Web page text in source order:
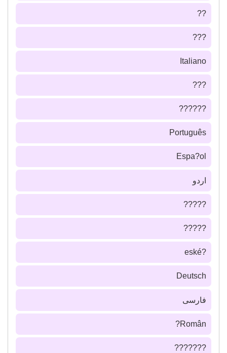
??
???
Italiano
???
??????
Português
Espa?ol
اردو
?????
?????
?eské
Deutsch
فارسى
Român?
???????